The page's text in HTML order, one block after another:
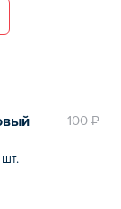
г
майонез
г
шт. 250 г
100 ₽